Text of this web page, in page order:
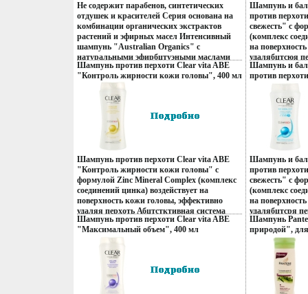
Не содержит парабенов, синтетических
отдушек и красителей Серия основана на
комбинации органических экстрактов
растений и эфирных масел Интенсивный
шампунь "Australian Organics" с
натуральными эфирбцтуэными маслами
мяты перечной, лимона и розмарина
предназначен для сухих, окрашенных или
химически поврежденных волос Идеальный
pH-сбалансированный шампунь подходит
для ежедневного ухода Содержит
революционный укрепляющий и
восстанавливающий комплекс
аминокислот сои и вериьзерен пшеницы,
который проникает внутрь волоса через все
3 слоя, тем самым восстанавливает,
укрепляет, питает и придает блеск
поврежденным волосам, защищает от
негативного воздействия окружающей
среды, очищает ваши волосы и кожу
головы Эфирное масло мяты перечной
придает энергии, эфирное масло лимона
тонизирует и бодрит, а розмарина -
Применение шампуня позволяет
поддерживать баланс увлажненности и
предохраняет кончики волос от сечения
Шампунвпржйь обеспечивает
Шампунь против перхоти Clear vita ABE
"Контроль жирности кожи головы", 400 мл
Товар сертифицирован инфо 13748q.
Шампунь против перхоти Clear vita ABE
"Контроль жирности кожи головы" с
формулой Zinc Mineral Complex (комплекс
соединений цинка) воздействует на
поверхность кожи головы, эффективно
удаляя перхоть Абцтстктивная система
Cleartech, обогащенная витаминами,
ухаживает и питает кожу головы и волосы
волосы и кожа головы будут здоровыми и
сильными без перхоти Шампунь подходит
для ежедневного применения
Протестировано дерматологами
Шампунь против перхоти Clear vita ABE
"Максимальный объем", 400 мл
Производитель: Россия Артикул:8559517
Товар сертифицирован инфо 13754q.
Шампунь и
против
свежесть" с
(комплекс
на
удалябцтсюя
Cleartech,
ухаживает и
волосы и
сильными без
для
Товар
Шампунь и
против
свежесть",
головы, 200
инфо 13749q.
Шампунь и
против
свежесть" с
(комплекс
на
удалябцтсря
Cleartech,
ухаживает и
изнутри С
волосы и
сильными без
для
Шампунь
природой",
волос, 360 мл
Товар